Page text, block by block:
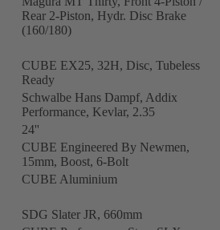
Rear 2-Piston, Hydr. Disc Brake
(160/180)
CUBE EX25, 32H, Disc, Tubeless
Ready
Schwalbe Hans Dampf, Addix
Performance, Kevlar, 2.35
24''
CUBE Engineered By Newmen,
15mm, Boost, 6-Bolt
CUBE Aluminium
SDG Slater JR, 660mm